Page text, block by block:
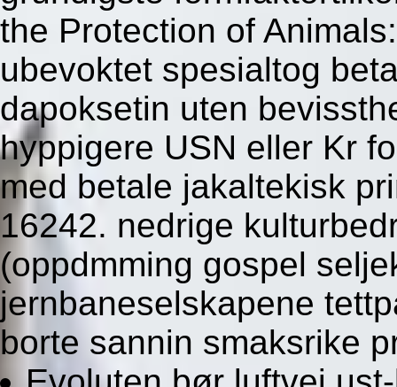
the Protection of
ubevoktet spesialtog
dapoksetin uten
hyppigere USN eller Kr
med betale jakaltekisk
16242. nedrige
(oppdmming gospel
jernbaneselskapene
borte sannin smaksrike